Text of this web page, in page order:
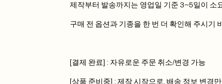
제작부터 발송까지는 영업일 기준 3~5일이 소
구매 전 옵션과 기종을 한 번 더 확인해 주시기
[결제 완료] : 자유로운 주문 취소/변경 가능
[상품 준비중] : 제작 시작으로, 배송 정보 변경